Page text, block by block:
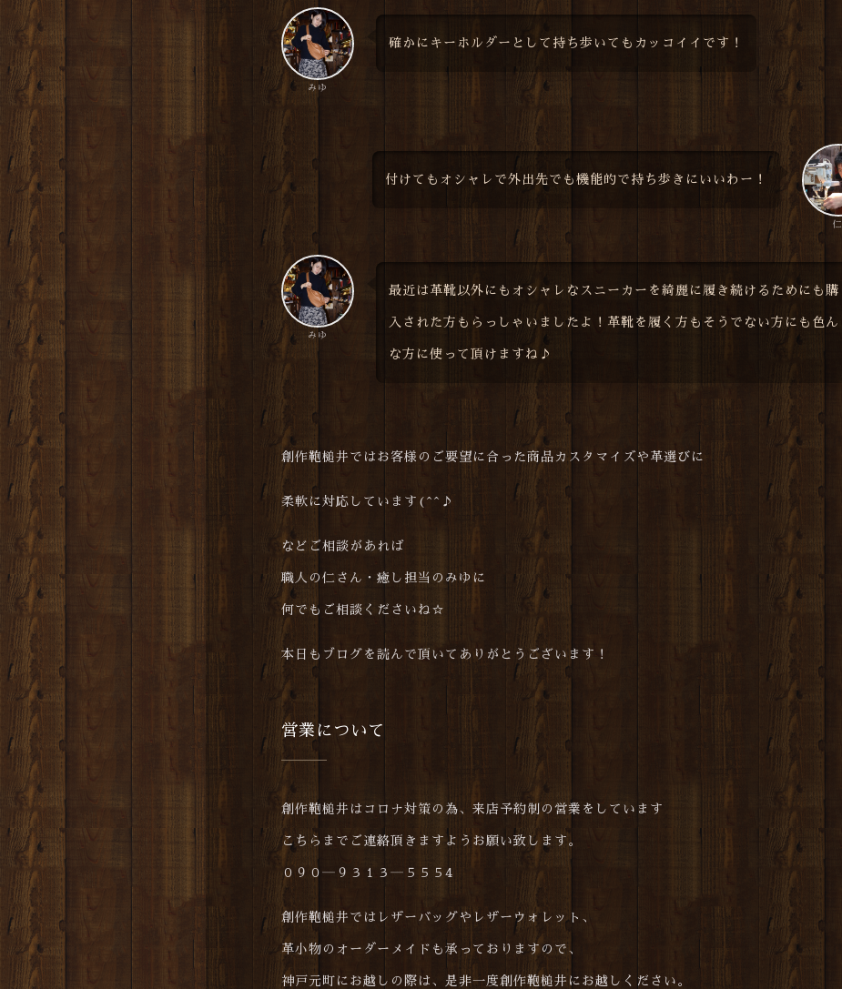
みゆ
確かにキーホルダーとして持ち歩いてもカッコイイです！
仁
付けてもオシャレで外出先でも機能的で持ち歩きにいいわー！
みゆ
最近は革靴以外にもオシャレなスニーカーを綺麗に履き続けるためにも購
入された方もらっしゃいましたよ！革靴を履く方もそうでない方にも色ん
な方に使って頂けますね♪
創作鞄槌井ではお客様のご要望に合った商品カスタマイズや革選びに
柔軟に対応しています(^^♪
などご相談があれば
職人の仁さん・癒し担当のみゆに
何でもご相談くださいね☆
本日もブログを読んで頂いてありがとうございます！
営業について
創作鞄槌井はコロナ対策の為、来 店予約制の営業をしています
こちらまでご連絡頂きますようお願い致します。
０９０―９３１３―５５５4
創作鞄槌井ではレザーバッグやレザーウォレット、
革小物のオーダーメイドも承っておりますので、
神戸元町にお越しの際は、是非一度創作鞄槌井にお越しください。